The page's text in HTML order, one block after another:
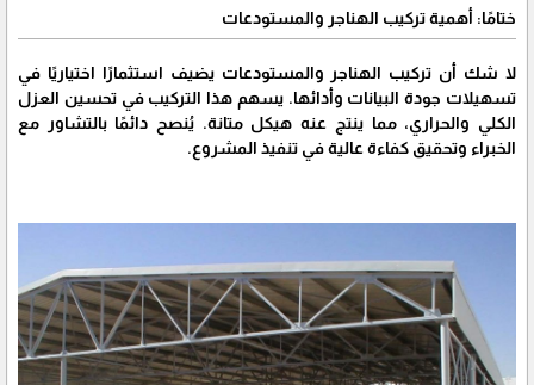
ختامًا: أهمية تركيب الهناجر والمستودعات
لا شك أن تركيب الهناجر والمستودعات يضيف استثمارًا اختياريًا في
تسهيلات جودة البيانات وأدائها. يسهم هذا التركيب في تحسين العزل
الكلي والحراري، مما ينتج عنه هيكل متانة. يُنصح دائمًا بالتشاور مع
الخبراء وتحقيق كفاءة عالية في تنفيذ المشروع.